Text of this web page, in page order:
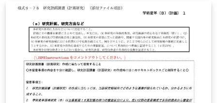
current NSF GPG and your program solicitation. Good